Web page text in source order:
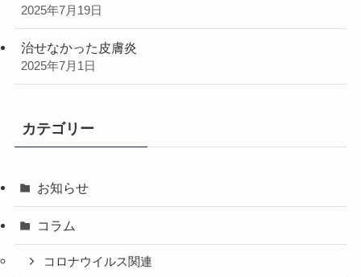
2025年7月19日
治せなかった皮膚炎
2025年7月1日
カテゴリー
お知らせ
コラム
コロナウイルス関連